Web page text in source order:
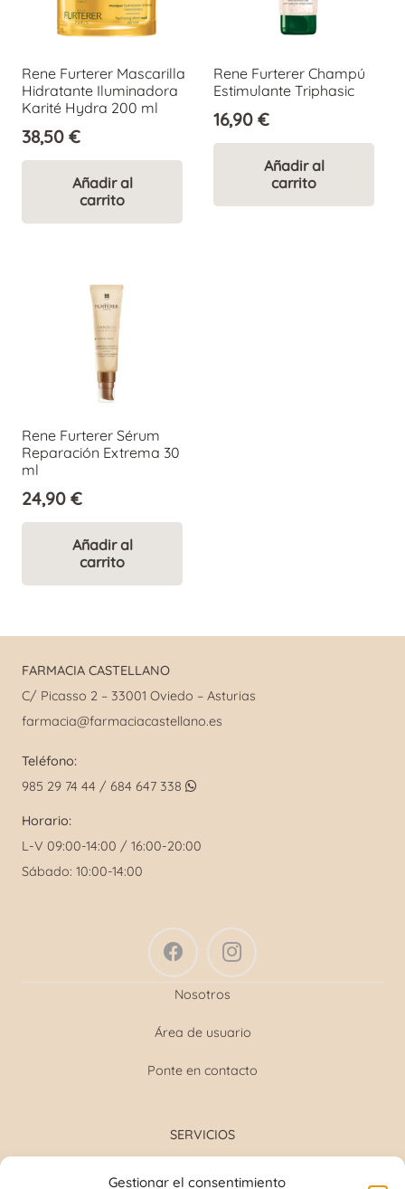
Gestionar el consentimiento
Rene Furterer Mascarilla
Hidratante Iluminadora
Karité Hydra 200 ml
38,50 €
Añadir al
carrito
Rene Furterer Champú
Estimulante Triphasic
16,90 €
Añadir al
carrito
Rene Furterer Sérum
Reparación Extrema 30
ml
24,90 €
Añadir al
carrito
FARMACIA CASTELLANO
C/ Picasso 2 – 33001 Oviedo – Asturias
farmacia@farmaciacastellano.es
Teléfono:
985 29 74 44 / 684 647 338
Horario:
L-V 09:00-14:00 / 16:00-20:00
Sábado: 10:00-14:00
Nosotros
Área de usuario
Ponte en contacto
SERVICIOS